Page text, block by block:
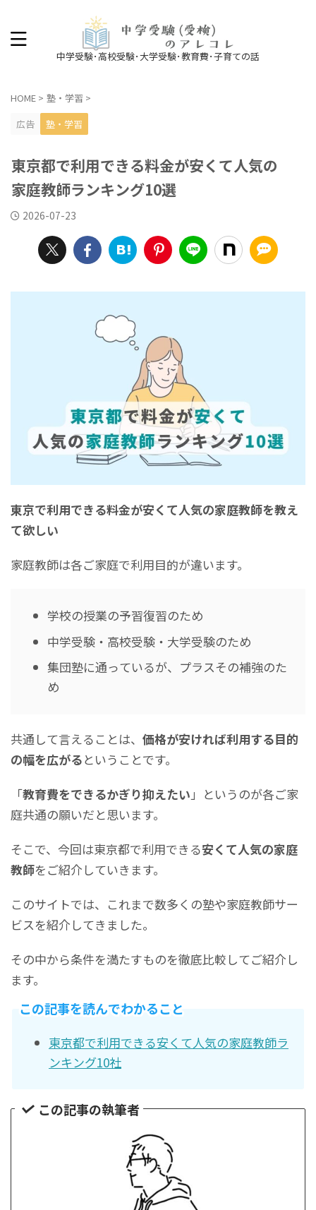
中学受験･高校受験･大学受験･教育費･子育ての話
HOME > 塾・学習 >
広告
塾・学習
東京都で利用できる料金が安くて人気の
家庭教師ランキング10選
2026-07-23
東京で利用できる料金が安くて人気の家庭教師を教え
て欲しい
家庭教師は各ご家庭で利用目的が違います。
学校の授業の予習復習のため
中学受験・高校受験・大学受験のため
集団塾に通っているが、プラスその補強のた
め
共通して言えることは、 価格が安ければ利用する目的
の幅を広がるということです。
「教育費をできるかぎり抑えたい 」というのが各ご家
庭共通の願いだと思います。
そこで、今回は東京都で利用できる安くて人気の家庭
教師をご紹介していきます。
このサイトでは、これまで数多くの塾や家庭教師サー
ビスを紹介してきました。
その中から条件を満たすものを徹底比較してご紹介し
ます。
この記事を読んでわかること
東京都で利用できる安くて人気の家庭教師ラ
ンキング10社
この記事の執筆者